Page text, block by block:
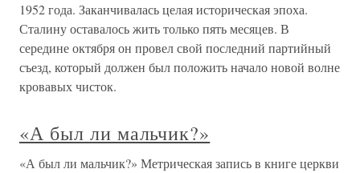
1952 года. Заканчивалась целая историческая эпоха.
Сталину оставалось жить только пять месяцев. В
середине октября он провел свой последний партийный
съезд, который должен был положить начало новой волне
кровавых чисток.
«А был ли мальчик?»
«А был ли мальчик?» Метрическая запись в книге церкви